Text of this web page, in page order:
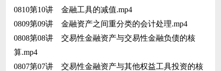
0810第10讲 金融工具的减值.mp4
0809第09讲 金融资产之间重分类的会计处理.mp4
0808第08讲 交易性金融资产与交易性金融负债的核
算.mp4
0807第07讲 交易性金融资产与其他权益工具投资的核